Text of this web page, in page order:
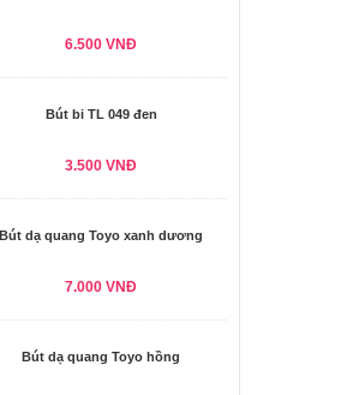
6.500 VNĐ
Bút bi TL 049 đen
3.500 VNĐ
Bút dạ quang Toyo xanh dương
7.000 VNĐ
Bút dạ quang Toyo hồng